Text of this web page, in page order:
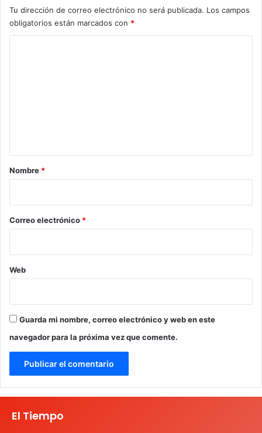
Tu dirección de correo electrónico no será publicada. Los campos
obligatorios están marcados con *
r
*
Nombre *
Correo electrónico *
Web
Guarda mi nombre, correo electrónico y web en este
navegador para la próxima vez que comente.
El Tiempo